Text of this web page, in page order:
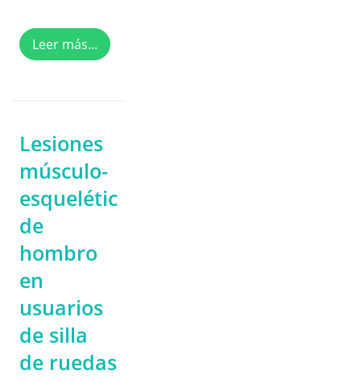
Leer más...
Lesiones
músculo-
esqueléticas
de
hombro
en
usuarios
de silla
de ruedas